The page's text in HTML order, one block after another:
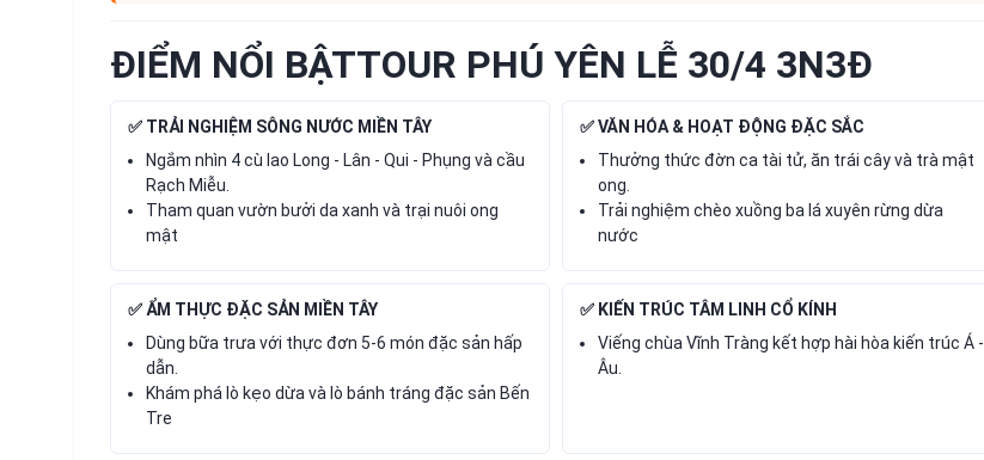
ĐIỂM NỔI BẬTTOUR PHÚ YÊN LỄ 30/4 3N3Đ
✅ TRẢI NGHIỆM SÔNG NƯỚC MIỀN TÂY
Ngắm nhìn 4 cù lao Long - Lân - Qui - Phụng và cầu
Rạch Miễu.
Tham quan vườn bưởi da xanh và trại nuôi ong
mật
✅ VĂN HÓA & HOẠT ĐỘNG ĐẶC SẮC
Thưởng thức đờn ca tài tử, ăn trái cây và trà mật
ong.
Trải nghiệm chèo xuồng ba lá xuyên rừng dừa
nước
✅ ẨM THỰC ĐẶC SẢN MIỀN TÂY
Dùng bữa trưa với thực đơn 5-6 món đặc sản hấp
dẫn.
Khám phá lò kẹo dừa và lò bánh tráng đặc sản Bến
Tre
✅ KIẾN TRÚC TÂM LINH CỔ KÍNH
Viếng chùa Vĩnh Tràng kết hợp hài hòa kiến trúc Á -
Âu.